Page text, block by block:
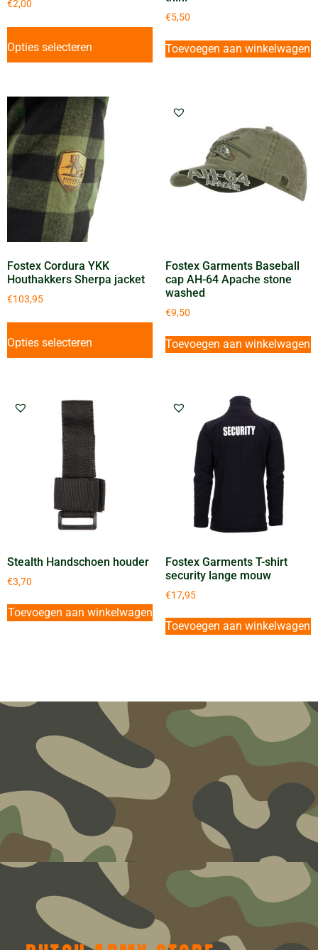
€2,00
Opties selecteren
€5,50
Toevoegen aan winkelwagen
Fostex Cordura YKK
Houthakkers Sherpa jacket
€103,95
Opties selecteren
Fostex Garments Baseball
cap AH-64 Apache stone
washed
€9,50
Toevoegen aan winkelwagen
Stealth Handschoen houder
€3,70
Toevoegen aan winkelwagen
Fostex Garments T-shirt
security lange mouw
€17,95
Toevoegen aan winkelwagen